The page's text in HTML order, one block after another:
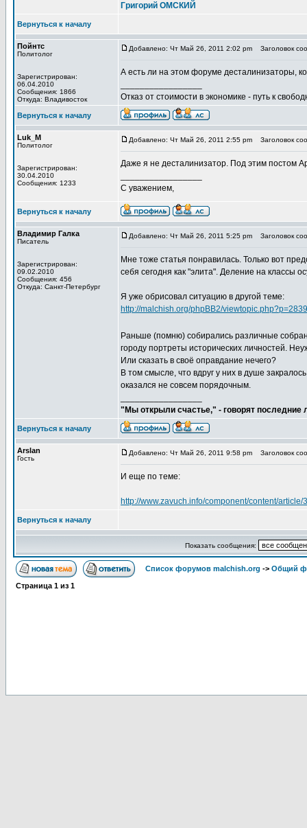
Григорий ОМСКИЙ
Вернуться к началу
Пойнтс
Политолог
Зарегистрирован:
06.04.2010
Сообщения: 1866
Откуда: Владивосток
Добавлено: Чт Май 26, 2011 2:02 pm Заголовок
А есть ли на этом форуме десталинизаторы,
Отказ от стоимости в экономике - путь к
Вернуться к началу
Luk_M
Политолог
Зарегистрирован:
30.04.2010
Сообщения: 1233
Добавлено: Чт Май 26, 2011 2:55 pm Заголовок
Даже я не десталинизатор. Под этим постом
С уважением,
Вернуться к началу
Владимир Галка
Писатель
Зарегистрирован:
09.02.2010
Сообщения: 456
Откуда: Санкт-Петербург
Добавлено: Чт Май 26, 2011 5:25 pm Заголовок
Мне тоже статья понравилась. Только вот
себя сегодня как "элита". Деление на классы
Я уже обрисовал ситуацию в другой теме:
http://malchish.org/phpBB2/
Раньше (помню) собирались различные
городу портреты исторических личностей.
Или сказать в своё оправдание нечего?
В том смысле, что вдруг у них в душе
оказался не совсем порядочным.
"Мы открыли счастье," - говорят
Вернуться к началу
Arslan
Гость
Добавлено: Чт Май 26, 2011 9:58 pm Заголовок
И еще по теме:
http://www.zavuch.info/component/content/
Вернуться к началу
Показать сообщения:
Список форумов malchish.org -> Общий
Страница 1 из 1